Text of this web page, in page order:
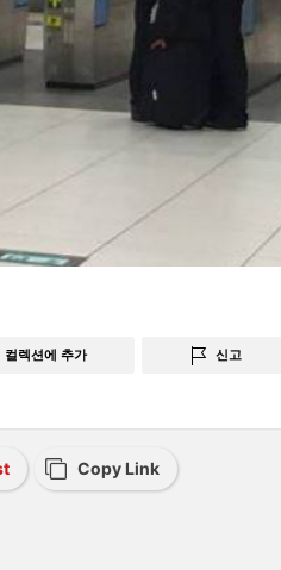
컬렉션에 추가 신고
Copy Link